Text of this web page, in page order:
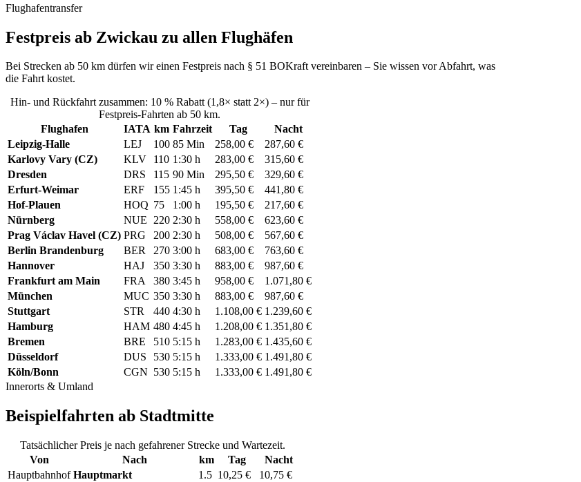
Flughafentransfer
Festpreis ab Zwickau zu allen Flughäfen
Bei Strecken ab 50 km dürfen wir einen Festpreis nach § 51 BOKraft vereinbaren – Sie wissen vor Abfahrt, was
die Fahrt kostet.
Flughafen IATA km Fahrzeit Tag
Nacht
Leipzig-Halle
LEJ 100 85 Min 258,00 €
287,60 €
Karlovy Vary (CZ)
KLV 110 1:30 h 283,00 €
315,60 €
Dresden
DRS 115 90 Min 295,50 €
329,60 €
Erfurt-Weimar
ERF 155 1:45 h 395,50 €
441,80 €
Hof-Plauen
HOQ 75 1:00 h 195,50 €
217,60 €
Nürnberg
NUE 220 2:30 h 558,00 €
623,60 €
Prag Václav Havel (CZ) PRG 200 2:30 h 508,00 €
567,60 €
Berlin Brandenburg
BER 270 3:00 h 683,00 €
763,60 €
Hannover
HAJ 350 3:30 h 883,00 €
987,60 €
Frankfurt am Main
FRA 380 3:45 h 958,00 €
1.071,80 €
München
MUC 350 3:30 h 883,00 €
987,60 €
Stuttgart
STR 440 4:30 h 1.108,00 € 1.239,60 €
Hamburg
HAM 480 4:45 h 1.208,00 € 1.351,80 €
Bremen
BRE 510 5:15 h 1.283,00 € 1.435,60 €
Düsseldorf
DUS 530 5:15 h 1.333,00 € 1.491,80 €
Köln/Bonn
CGN 530 5:15 h 1.333,00 € 1.491,80 €
Hin- und Rückfahrt zusammen: 10 % Rabatt (1,8× statt 2×) – nur für
Festpreis-Fahrten ab 50 km.
Innerorts & Umland
Beispielfahrten ab Stadtmitte
Von Nach km Tag
Nacht
Hauptbahnhof Hauptmarkt 1.5 10,25 €
10,75 €
Tatsächlicher Preis je nach gefahrener Strecke und Wartezeit.